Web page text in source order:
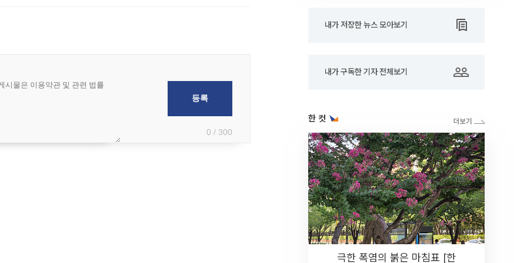
0 / 300
내가 저장한 뉴스 모아보기
내가 구독한 기자 전체보기
한 컷
극한 폭염의 붉은 마침표 [한